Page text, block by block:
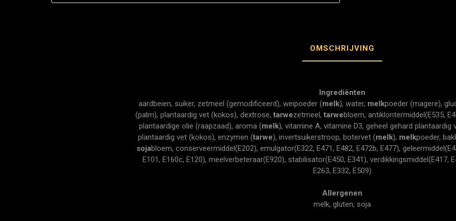
OMSCHRIJVING
Ingrediënten
aardbeien, suiker, zetmeel (gemodificeerd), weipoeder (melk), water, melkpoeder (magere),
(palm), plantaardig vet (kokos), dextrose, tarwezetmeel, tarwebloem, antiklontermiddel(E535,
plantaardige olie (raapzaad), aroma (melk), vitamine A, vitamine D3, geheel gehard plantaardig
plantaardig vet (kokos), enzymen (tarwe), invertsuikerstroop, botervet (melk), melkpoeder,
sojabloem, conserveermiddel(E202), emulgator(E322, E471, E482, E472b, E477),
E101, E160c, E120), meelverbeteraar(E920), stabilisator(E450, E341), verdikkingsmiddel(E417,
E263, E332, E509)
Allergenen
melk, gluten, soja